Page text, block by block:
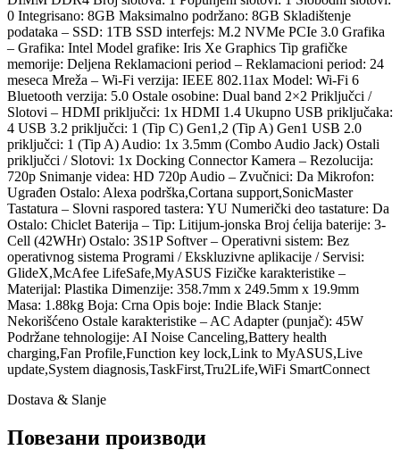
0 Integrisano: 8GB Maksimalno podržano: 8GB Skladištenje
podataka – SSD: 1TB SSD interfejs: M.2 NVMe PCIe 3.0 Grafika
– Grafika: Intel Model grafike: Iris Xe Graphics Tip grafičke
memorije: Deljena Reklamacioni period – Reklamacioni period: 24
meseca Mreža – Wi-Fi verzija: IEEE 802.11ax Model: Wi-Fi 6
Bluetooth verzija: 5.0 Ostale osobine: Dual band 2×2 Priključci /
Slotovi – HDMI priključci: 1x HDMI 1.4 Ukupno USB priključaka:
4 USB 3.2 priključci: 1 (Tip C) Gen1,2 (Tip A) Gen1 USB 2.0
priključci: 1 (Tip A) Audio: 1x 3.5mm (Combo Audio Jack) Ostali
priključci / Slotovi: 1x Docking Connector Kamera – Rezolucija:
720p Snimanje videa: HD 720p Audio – Zvučnici: Da Mikrofon:
Ugrađen Ostalo: Alexa podrška,Cortana support,SonicMaster
Tastatura – Slovni raspored tastera: YU Numerički deo tastature: Da
Ostalo: Chiclet Baterija – Tip: Litijum-jonska Broj ćelija baterije: 3-
Cell (42WHr) Ostalo: 3S1P Softver – Operativni sistem: Bez
operativnog sistema Programi / Ekskluzivne aplikacije / Servisi:
GlideX,McAfee LifeSafe,MyASUS Fizičke karakteristike –
Materijal: Plastika Dimenzije: 358.7mm x 249.5mm x 19.9mm
Masa: 1.88kg Boja: Crna Opis boje: Indie Black Stanje:
Nekorišćeno Ostale karakteristike – AC Adapter (punjač): 45W
Podržane tehnologije: AI Noise Canceling,Battery health
charging,Fan Profile,Function key lock,Link to MyASUS,Live
update,System diagnosis,TaskFirst,Tru2Life,WiFi SmartConnect
Dostava & Slanje
Повезани производи